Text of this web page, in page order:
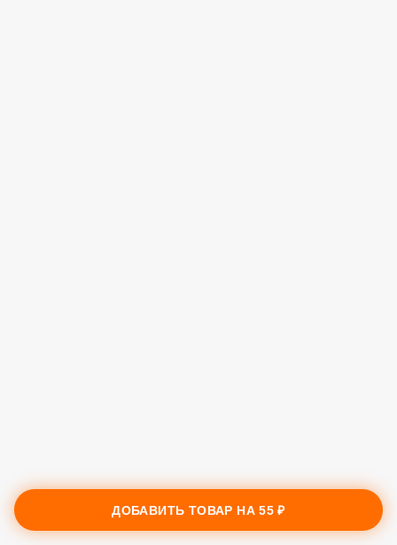
ДОБАВИТЬ ТОВАР НА55 ₽